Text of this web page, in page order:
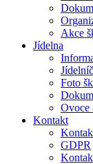
Akce
Jídelna
Foto
Ovoce
Kontakt
GDPR